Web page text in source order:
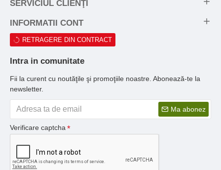
SERVICIUL CLIENŢI
INFORMATII CONT
RETRAGERE DIN CONTRACT
Intra in comunitate
Fii la curent cu noutăţile şi promoţiile noastre. Abonează-te la
newsletter.
Ma abonez
Verificare captcha